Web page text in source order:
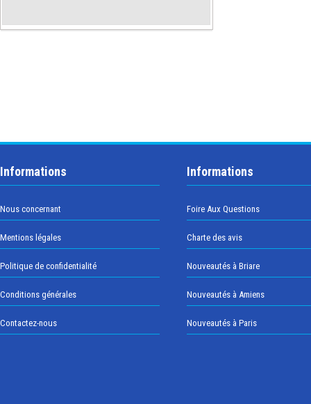
Informations
Nous concernant
Mentions légales
Politique de confidentialité
Conditions générales
Contactez-nous
Informations
Foire Aux Questions
Charte des avis
Nouveautés à Briare
Nouveautés à Amiens
Nouveautés à Paris